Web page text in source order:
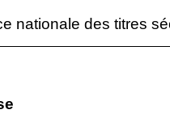
nationale des titres